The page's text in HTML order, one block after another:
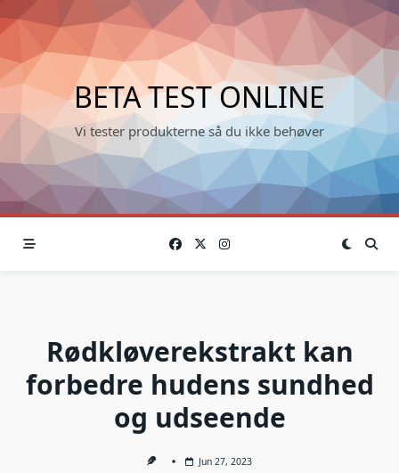
Skip
to
content
BETA TEST ONLINE
Vi tester produkterne så du ikke behøver
Rødkløverekstrakt kan
forbedre hudens sundhed
og udseende
Jun 27, 2023